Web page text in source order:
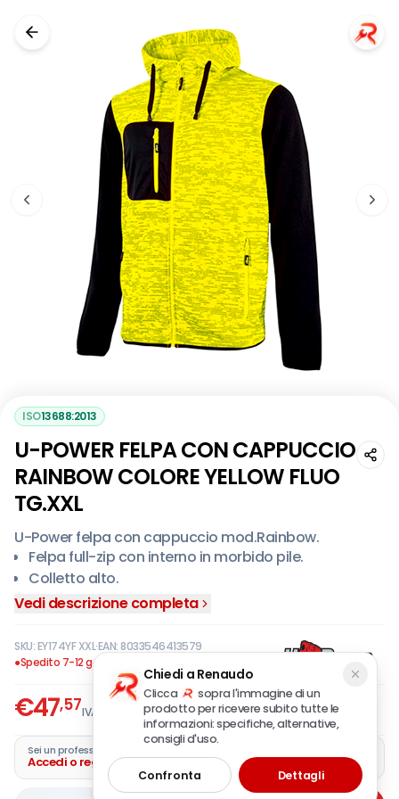
ISO13688:2013
U-POWER FELPA CON CAPPUCCIO
RAINBOW COLORE YELLOW FLUO
TG.XXL
U-Power felpa con cappuccio mod.Rainbow.
Felpa full-zip con interno in morbido pile.
Colletto alto.
Chiusura centrale con zip.
Cappuccio fisso regolabile.
Due tasche frontali e una tasca sul petto chiuse con
Logo U-Power “testa di leone" tono su tono
applicato su braccio destro.
Vedi descrizione completa
SKU:EY174YF XXL·EAN:8033546413579
●Spedito 7-12 gg
€47,57IVA incl.
Sei un professionista?
Accedi o registra la tua azienda
Chiedi a Renaudo
Clicca
sopra l'immagine di un
prodotto per ricevere subito tutte le
informazioni: specifiche, alternative,
consigli d'uso.
Confronta Dettagli